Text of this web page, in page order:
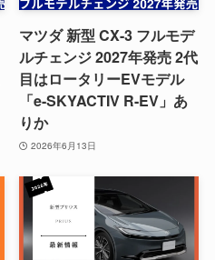
マツダ 新型 CX-3 フルモデ
ルチェンジ 2027年発売 2代
目はロータリーEVモデル
「e-SKYACTIV R-EV」あ
りか
2026年6月13日